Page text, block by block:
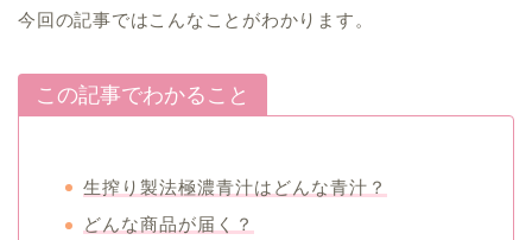
今回の記事ではこんなことがわかります。
この記事でわかること
生搾り製法極濃青汁はどんな青汁？
どんな商品が届く？